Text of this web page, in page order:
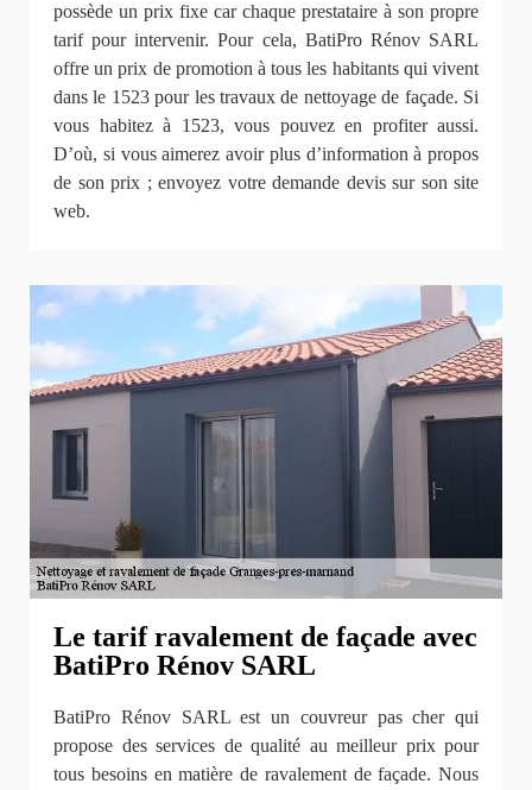
possède un prix fixe car chaque prestataire à son propre
tarif pour intervenir. Pour cela, BatiPro Rénov SARL
offre un prix de promotion à tous les habitants qui vivent
dans le 1523 pour les travaux de nettoyage de façade. Si
vous habitez à 1523, vous pouvez en profiter aussi.
D’où, si vous aimerez avoir plus d’information à propos
de son prix ; envoyez votre demande devis sur son site
web.
Le tarif ravalement de façade avec
BatiPro Rénov SARL
BatiPro Rénov SARL est un couvreur pas cher qui
propose des services de qualité au meilleur prix pour
tous besoins en matière de ravalement de façade. Nous